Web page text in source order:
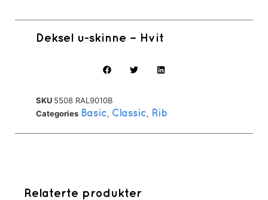
Deksel u-skinne – Hvit
SKU 5508 RAL9010B
Categories Basic, Classic, Rib
Relaterte produkter